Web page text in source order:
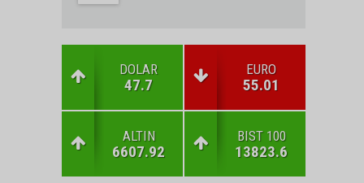
DOLAR
47.7
EURO
55.01
ALTIN
6607.92
BIST 100
13823.6